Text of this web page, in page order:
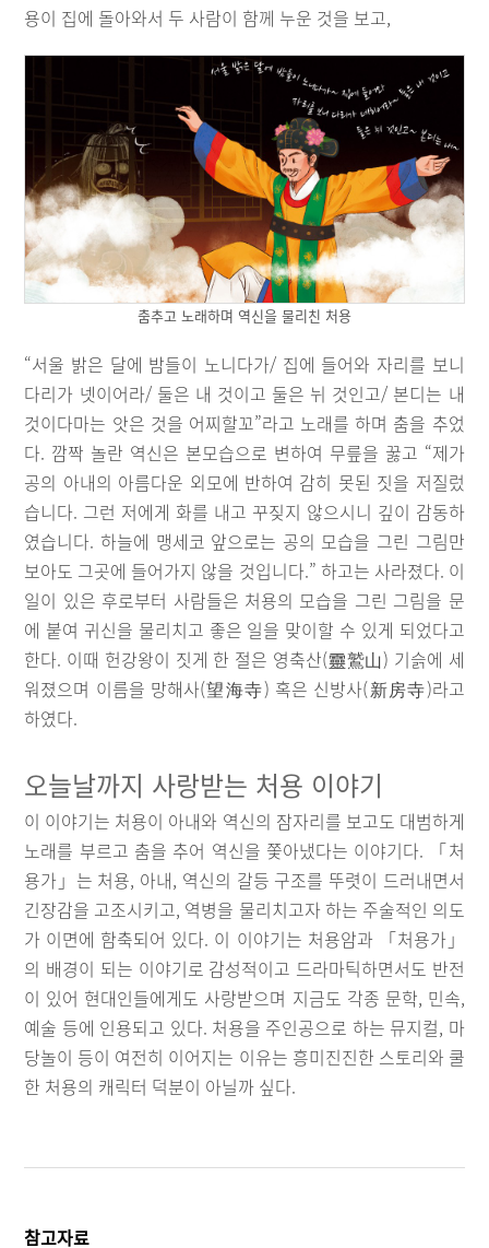
용이 집에 돌아와서 두 사람이 함께 누운 것을 보고,
춤추고 노래하며 역신을 물리친 처용
“서울 밝은 달에 밤들이 노니다가/ 집에 들어와 자리를 보니
다리가 넷이어라/ 둘은 내 것이고 둘은 뉘 것인고/ 본디는 내
것이다마는 앗은 것을 어찌할꼬”라고 노래를 하며 춤을 추었
다. 깜짝 놀란 역신은 본모습으로 변하여 무릎을 꿇고 “제가
공의 아내의 아름다운 외모에 반하여 감히 못된 짓을 저질렀
습니다. 그런 저에게 화를 내고 꾸짖지 않으시니 깊이 감동하
였습니다. 하늘에 맹세코 앞으로는 공의 모습을 그린 그림만
보아도 그곳에 들어가지 않을 것입니다.” 하고는 사라졌다. 이
일이 있은 후로부터 사람들은 처용의 모습을 그린 그림을 문
에 붙여 귀신을 물리치고 좋은 일을 맞이할 수 있게 되었다고
한다. 이때 헌강왕이 짓게 한 절은 영축산(靈鷲山) 기슭에 세
워졌으며 이름을 망해사(望海寺) 혹은 신방사(新房寺)라고
하였다.
오늘날까지 사랑받는 처용 이야기
이 이야기는 처용이 아내와 역신의 잠자리를 보고도 대범하게
노래를 부르고 춤을 추어 역신을 쫓아냈다는 이야기다. 「처
용가」는 처용, 아내, 역신의 갈등 구조를 뚜렷이 드러내면서
긴장감을 고조시키고, 역병을 물리치고자 하는 주술적인 의도
가 이면에 함축되어 있다. 이 이야기는 처용암과 「처용가」
의 배경이 되는 이야기로 감성적이고 드라마틱하면서도 반전
이 있어 현대인들에게도 사랑받으며 지금도 각종 문학, 민속,
예술 등에 인용되고 있다. 처용을 주인공으로 하는 뮤지컬, 마
당놀이 등이 여전히 이어지는 이유는 흥미진진한 스토리와 쿨
한 처용의 캐릭터 덕분이 아닐까 싶다.
참고자료